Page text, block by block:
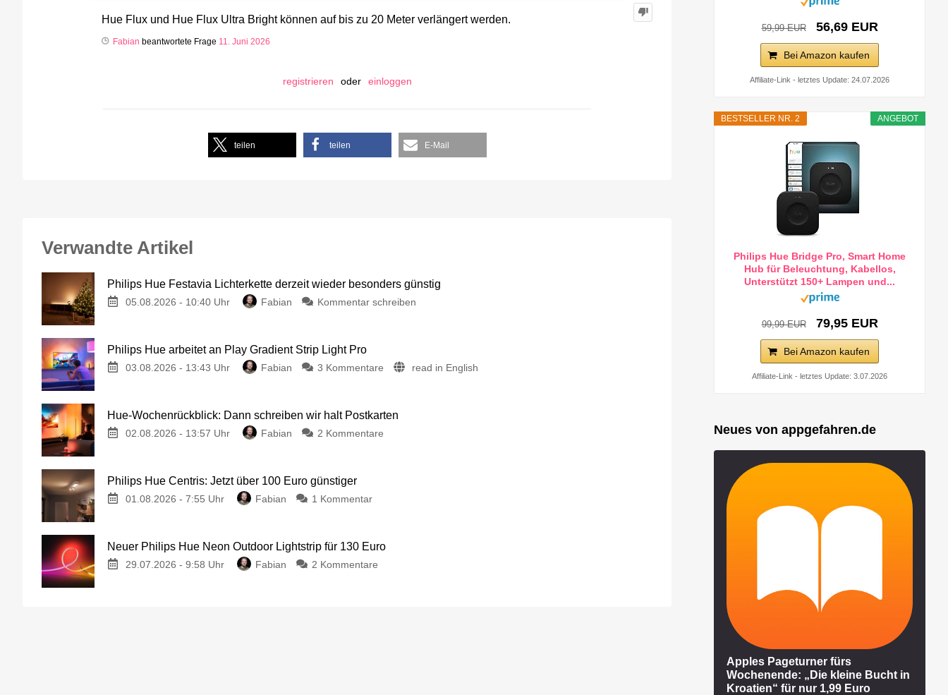
Hue Flux und Hue Flux Ultra Bright können auf bis zu 20 Meter verlängert werden.
Fabian beantwortete Frage 11. Juni 2026
registrieren oder einloggen
teilen teilen E-Mail
Verwandte Artikel
Philips Hue Festavia Lichterkette derzeit wieder besonders günstig
05.08.2026 - 10:40 Uhr Fabian Kommentar schreiben
Philips Hue arbeitet an Play Gradient Strip Light Pro
03.08.2026 - 13:43 Uhr Fabian 3 Kommentare read in English
Hue-Wochenrückblick: Dann schreiben wir halt Postkarten
02.08.2026 - 13:57 Uhr Fabian 2 Kommentare
Philips Hue Centris: Jetzt über 100 Euro günstiger
01.08.2026 - 7:55 Uhr Fabian 1 Kommentar
Neuer Philips Hue Neon Outdoor Lightstrip für 130 Euro
29.07.2026 - 9:58 Uhr Fabian 2 Kommentare
59,99 EUR 56,69 EUR
Bei Amazon kaufen
Affiliate-Link - letztes Update: 24.07.2026
ANGEBOT
BESTSELLER NR. 2
Philips Hue Bridge Pro, Smart Home
Hub für Beleuchtung, Kabellos,
Unterstützt 150+ Lampen und...
99,99 EUR 79,95 EUR
Bei Amazon kaufen
Affiliate-Link - letztes Update: 3.07.2026
Neues von appgefahren.de
Apples Pageturner fürs
Wochenende: „Die kleine Bucht in
Kroatien“ für nur 1,99 Euro